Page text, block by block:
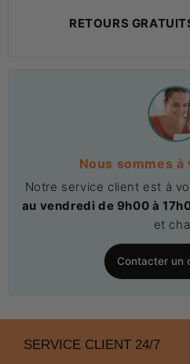
RETOURS
Nous sommes
Notre service client est à
au vendredi de 9h00 à
et
Contacter un
SERVICE CLIENT 24/7